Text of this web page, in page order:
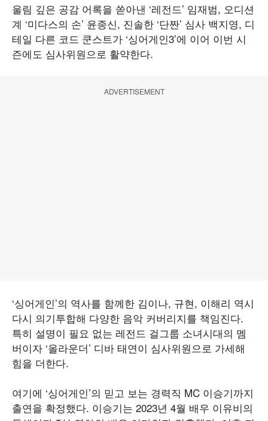
울림 깊은 공감 어록을 쏟아낸 ‘레전드’ 임재범, 오디션
계 ‘미다스의 손’ 윤종신, 진솔한 ‘단짠’ 심사 백지영, 디
테일 다른 코드 쿤스트가 ‘싱어게인3’에 이어 이번 시
즌에도 심사위원으로 활약한다.
ADVERTISEMENT
‘싱어게인’의 역사를 함께한 김이나, 규현, 이해리 역시
다시 의기투합해 다양한 음악 커버리지를 책임진다.
특히 설명이 필요 없는 레전드 걸그룹 소녀시대의 멤
버이자 ‘올라운더’ 디바 태연이 심사위원으로 가세해
힘을 더한다.
여기에 ‘싱어게인’의 믿고 보는 경력직 MC 이승기까지
출연을 확정했다. 이승기는 2023년 4월 배우 이유비의